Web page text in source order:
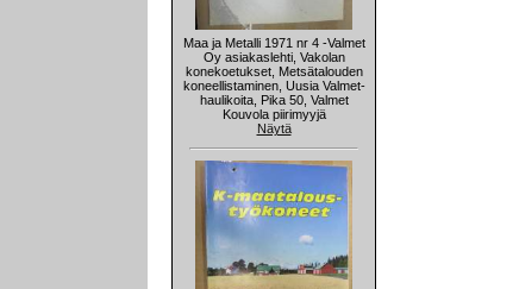
Maa ja Metalli 1971 nr 4 -Valmet
Oy asiakaslehti, Vakolan
konekoetukset, Metsätalouden
koneellistaminen, Uusia Valmet-
haulikoita, Pika 50, Valmet
Kouvola piirimyyjä
Näytä